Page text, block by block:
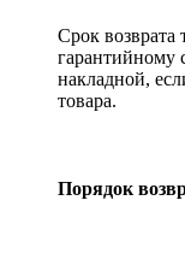
Срок возврата
гарантийному
накладной,
товара.
Порядок